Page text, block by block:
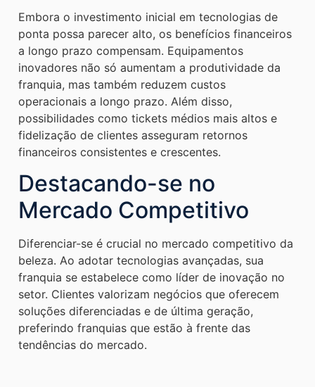
Embora o investimento inicial em tecnologias de
ponta possa parecer alto, os benefícios financeiros
a longo prazo compensam. Equipamentos
inovadores não só aumentam a produtividade da
franquia, mas também reduzem custos
operacionais a longo prazo. Além disso,
possibilidades como tickets médios mais altos e
fidelização de clientes asseguram retornos
financeiros consistentes e crescentes.
Destacando-se no
Mercado Competitivo
Diferenciar-se é crucial no mercado competitivo da
beleza. Ao adotar tecnologias avançadas, sua
franquia se estabelece como líder de inovação no
setor. Clientes valorizam negócios que oferecem
soluções diferenciadas e de última geração,
preferindo franquias que estão à frente das
tendências do mercado.